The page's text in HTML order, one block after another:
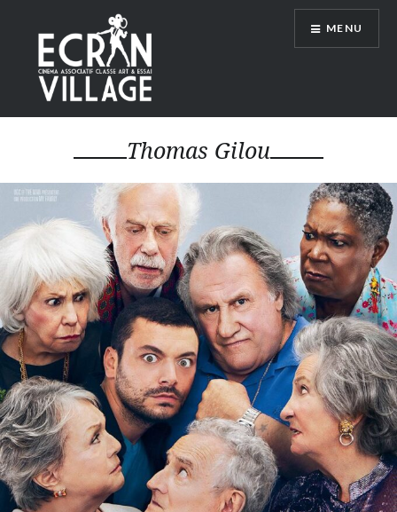
contenu
principal
ÉCRAN VILLAGE
MENU
Thomas Gilou